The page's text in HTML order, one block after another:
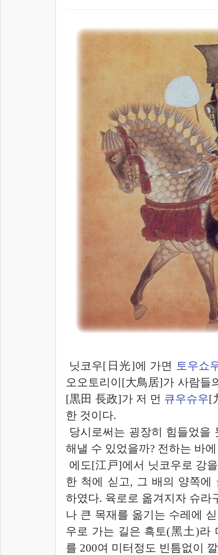
닛코우[日光]에 가면 토우쇼
오오토리이[大鳥居]가 사람들
[黒田 長政]가 저 먼 큐우슈우[
한 것이다.
당시로써는 굉장히 힘들었을
해낼 수 있었을까? 전하는 바
에도[江戸]에서 닛코우로 강
한 척에 싣고, 그 배의 양쪽
하였다. 육로로 옮겨지자 슈
나 큰 목재를 옮기는 수레에
우로 가는 길은 흑토(黑土)라
를 200여 미터정도 빈틈없이